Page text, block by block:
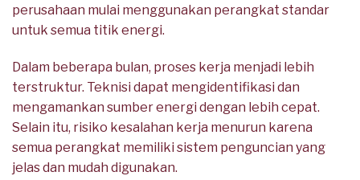
perusahaan mulai menggunakan perangkat standar
untuk semua titik energi.
Dalam beberapa bulan, proses kerja menjadi lebih
terstruktur. Teknisi dapat mengidentifikasi dan
mengamankan sumber energi dengan lebih cepat.
Selain itu, risiko kesalahan kerja menurun karena
semua perangkat memiliki sistem penguncian yang
jelas dan mudah digunakan.